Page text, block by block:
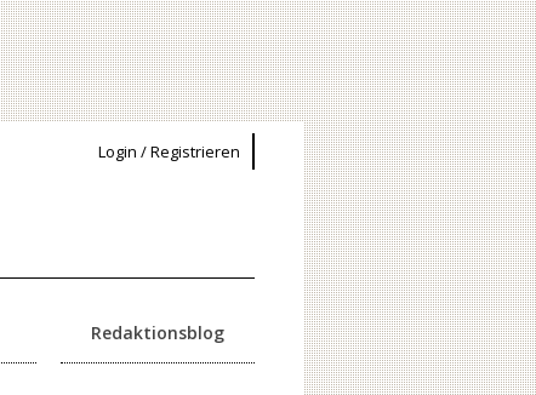
Login / Registrieren
Redaktionsblog